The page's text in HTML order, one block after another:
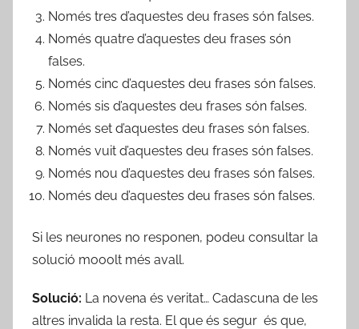
Només tres d’aquestes deu frases són falses.
Només quatre d’aquestes deu frases són
falses.
Només cinc d’aquestes deu frases són falses.
Només sis d’aquestes deu frases són falses.
Només set d’aquestes deu frases són falses.
Només vuit d’aquestes deu frases són falses.
Només nou d’aquestes deu frases són falses.
Només deu d’aquestes deu frases són falses.
Si les neurones no responen, podeu consultar la
solució mooolt més avall.
Solució: La novena és veritat… Cadascuna de les
altres invalida la resta. El que és segur és que,